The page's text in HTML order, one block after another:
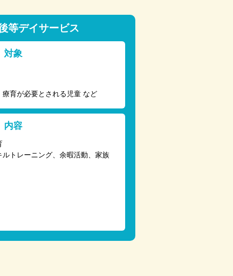
等デイサービス
対象
育が必要とされる児童 など
内容
トレーニング、余暇活動、家族